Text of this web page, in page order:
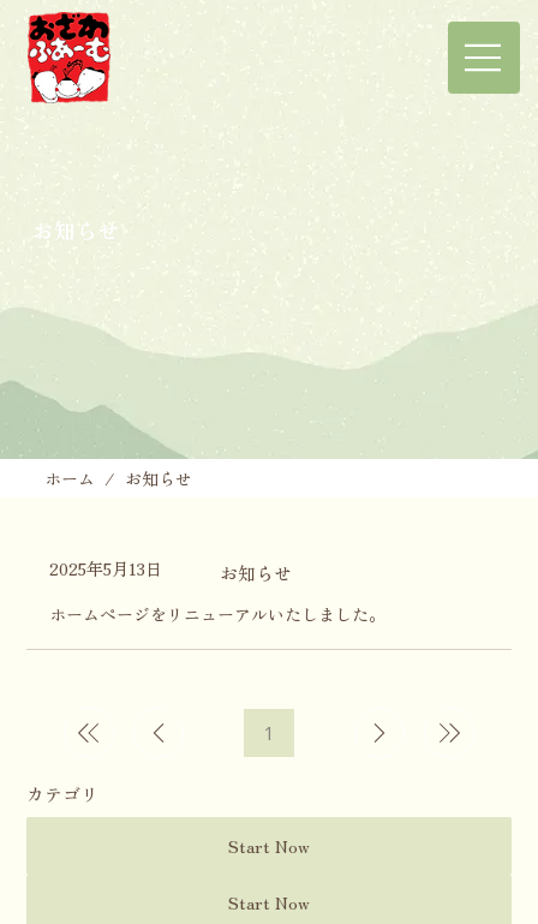
お知らせ
2025年5月13日 お知らせ
ホームページをリニューアルいたしました。
11
カテゴリ
Start Now
Start Now
ホーム / お知らせ